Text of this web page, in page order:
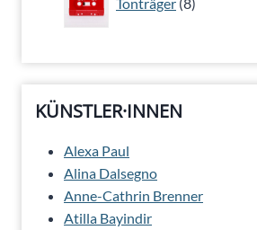
Produkte
KÜNSTLER·INNEN
Alexa Paul
Alina Dalsegno
Anne-Cathrin Brenner
Atilla Bayindir